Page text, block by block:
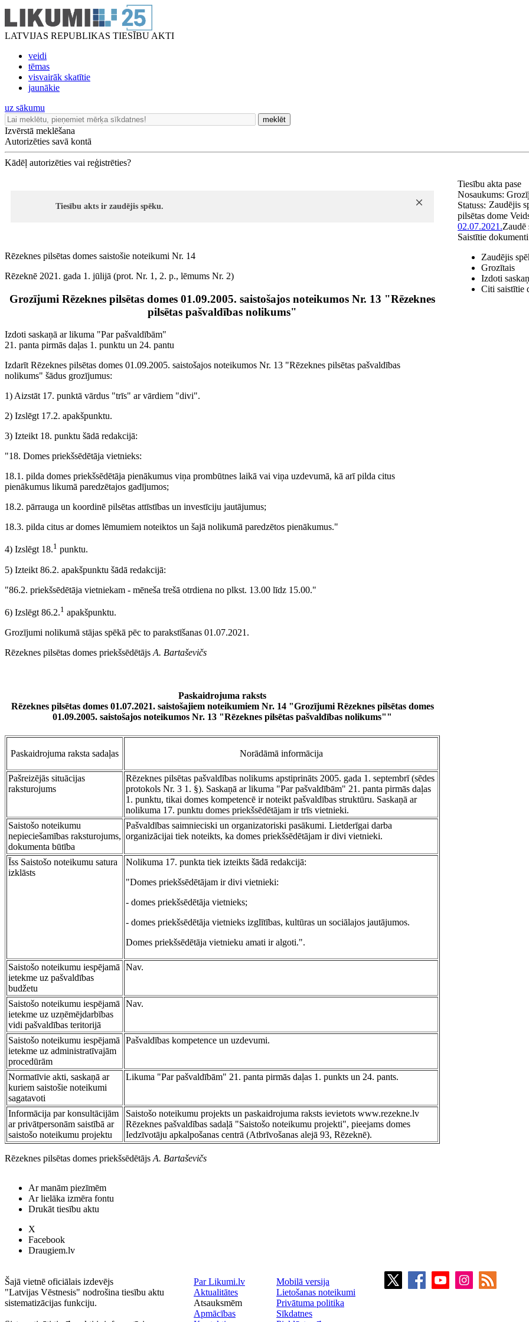
LATVIJAS REPUBLIKAS TIESĪBU AKTI
veidi
tēmas
visvairāk skatītie
jaunākie
uz sākumu
meklēt
Izvērstā meklēšana
Autorizēties savā kontā
Kādēļ autorizēties vai reģistrēties?
Tiesību akts ir zaudējis spēku.
Rēzeknes pilsētas domes saistošie noteikumi Nr. 14
Rēzeknē 2021. gada 1. jūlijā (prot. Nr. 1, 2. p., lēmums Nr. 2)
Grozījumi Rēzeknes pilsētas domes 01.09.2005. saistošajos noteikumos Nr. 13 "Rēzeknes
pilsētas pašvaldības nolikums"
Izdoti saskaņā ar likuma "Par pašvaldībām"
21. panta pirmās daļas 1. punktu un 24. pantu
Izdarīt Rēzeknes pilsētas domes 01.09.2005. saistošajos noteikumos Nr. 13 "Rēzeknes pilsētas pašvaldības
nolikums" šādus grozījumus:
1) Aizstāt 17. punktā vārdus "trīs" ar vārdiem "divi".
2) Izslēgt 17.2. apakšpunktu.
3) Izteikt 18. punktu šādā redakcijā:
"18. Domes priekšsēdētāja vietnieks:
18.1. pilda domes priekšsēdētāja pienākumus viņa prombūtnes laikā vai viņa uzdevumā, kā arī pilda citus
pienākumus likumā paredzētajos gadījumos;
18.2. pārrauga un koordinē pilsētas attīstības un investīciju jautājumus;
18.3. pilda citus ar domes lēmumiem noteiktos un šajā nolikumā paredzētos pienākumus."
4) Izslēgt 18.1 punktu.
5) Izteikt 86.2. apakšpunktu šādā redakcijā:
"86.2. priekšsēdētāja vietniekam - mēneša trešā otrdiena no plkst. 13.00 līdz 15.00."
6) Izslēgt 86.2.1 apakšpunktu.
Grozījumi nolikumā stājas spēkā pēc to parakstīšanas 01.07.2021.
Rēzeknes pilsētas domes priekšsēdētājs A. Bartaševičs
Paskaidrojuma raksts
Rēzeknes pilsētas domes 01.07.2021. saistošajiem noteikumiem Nr. 14 "Grozījumi Rēzeknes pilsētas domes
01.09.2005. saistošajos noteikumos Nr. 13 "Rēzeknes pilsētas pašvaldības nolikums""
Paskaidrojuma raksta sadaļas Norādāmā informācija
Pašreizējās situācijas
raksturojums
Rēzeknes pilsētas pašvaldības nolikums apstiprināts 2005. gada 1. septembrī (sēdes
protokols Nr. 3 1. §). Saskaņā ar likuma "Par pašvaldībām" 21. panta pirmās daļas
1. punktu, tikai domes kompetencē ir noteikt pašvaldības struktūru. Saskaņā ar
nolikuma 17. punktu domes priekšsēdētājam ir trīs vietnieki.
Saistošo noteikumu
nepieciešamības raksturojums,
dokumenta būtība
Pašvaldības saimnieciski un organizatoriski pasākumi. Lietderīgai darba
organizācijai tiek noteikts, ka domes priekšsēdētājam ir divi vietnieki.
Īss Saistošo noteikumu satura
izklāsts
Nolikuma 17. punkta tiek izteikts šādā redakcijā:
"Domes priekšsēdētājam ir divi vietnieki:
- domes priekšsēdētāja vietnieks;
- domes priekšsēdētāja vietnieks izglītības, kultūras un sociālajos jautājumos.
Domes priekšsēdētāja vietnieku amati ir algoti.".
Saistošo noteikumu iespējamā
ietekme uz pašvaldības
budžetu
Nav.
Saistošo noteikumu iespējamā
ietekme uz uzņēmējdarbības
vidi pašvaldības teritorijā
Nav.
Saistošo noteikumu iespējamā
ietekme uz administratīvajām
procedūrām
Pašvaldības kompetence un uzdevumi.
Normatīvie akti, saskaņā ar
kuriem saistošie noteikumi
sagatavoti
Likuma "Par pašvaldībām" 21. panta pirmās daļas 1. punkts un 24. pants.
Informācija par konsultācijām
ar privātpersonām saistībā ar
saistošo noteikumu projektu
Saistošo noteikumu projekts un paskaidrojuma raksts ievietots www.rezekne.lv
Rēzeknes pašvaldības sadaļā "Saistošo noteikumu projekti", pieejams domes
Iedzīvotāju apkalpošanas centrā (Atbrīvošanas alejā 93, Rēzeknē).
Rēzeknes pilsētas domes priekšsēdētājs A. Bartaševičs
Tiesību akta pase
Nosaukums:
Statuss: Zaudējis
pilsētas dome
02.07.2021.Zaudē
Saistītie dokumenti
Zaudējis
Grozītais
Izdoti
Citi saistītie
Ar manām piezīmēm
Ar lielāka izmēra fontu
Drukāt tiesību aktu
X
Facebook
Draugiem.lv
Šajā vietnē oficiālais izdevējs
"Latvijas Vēstnesis" nodrošina tiesību aktu
sistematizācijas funkciju.
Par Likumi.lv
Aktualitātes
Atsauksmēm
Apmācības
Mobilā versija
Lietošanas noteikumi
Privātuma politika
Sīkdatnes